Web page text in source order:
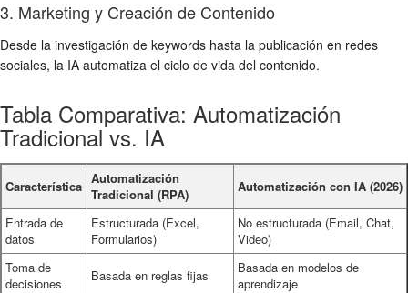
3. Marketing y Creación de Contenido
Desde la investigación de keywords hasta la publicación en redes
sociales, la IA automatiza el ciclo de vida del contenido.
Tabla Comparativa: Automatización
Tradicional vs. IA
Característica Automatización
Tradicional (RPA)
Automatización con IA (2026)
Entrada de
datos
Estructurada (Excel,
Formularios)
No estructurada (Email, Chat,
Video)
Toma de
decisiones
Basada en reglas fijas
Basada en modelos de
aprendizaje